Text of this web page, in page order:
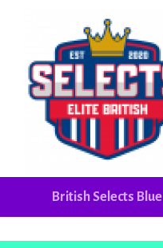
British Selects Blue